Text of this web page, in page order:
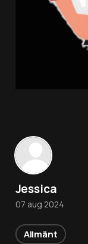
Jessica
07 aug 2024
Allmänt